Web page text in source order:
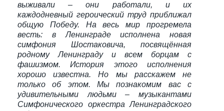
выживали – они работали, и их
каждодневный героический труд приближал
общую Победу. На весь мир прогремела
весть: в Ленинграде исполнена новая
симфония Шостаковича, посвящённая
родному Ленинграду и всем борцам с
фашизмом. История этого исполнения
хорошо известна. Но мы расскажем не
только об этом. Мы познакомим вас с
удивительными людьми – музыкантами
Симфонического оркестра Ленинградского